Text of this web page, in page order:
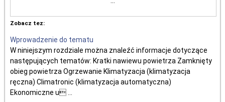
Zobacz tez:
Wprowadzenie do tematu
W niniejszym rozdziale można znaleźć informacje dotyczące
następujących tematów: Kratki nawiewu powietrza Zamknięty
obieg powietrza Ogrzewanie Klimatyzacja (klimatyzacja
ręczna) Climatronic (klimatyzacja automatyczna)
Ekonomiczne u ...